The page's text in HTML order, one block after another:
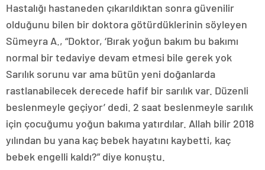
Hastalığı hastaneden çıkarıldıktan sonra güvenilir
olduğunu bilen bir doktora götürdüklerinin söyleyen
Sümeyra A., “Doktor, ‘Bırak yoğun bakım bu bakımı
normal bir tedaviye devam etmesi bile gerek yok
Sarılık sorunu var ama bütün yeni doğanlarda
rastlanabilecek derecede hafif bir sarılık var. Düzenli
beslenmeyle geçiyor’ dedi. 2 saat beslenmeyle sarılık
için çocuğumu yoğun bakıma yatırdılar. Allah bilir 2018
yılından bu yana kaç bebek hayatını kaybetti, kaç
bebek engelli kaldı?” diye konuştu.